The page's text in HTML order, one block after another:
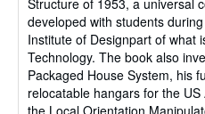
developed with students
Institute of Designpart of what
Technology. The book also
Packaged House System, his
relocatable hangars for the
the Local Orientation